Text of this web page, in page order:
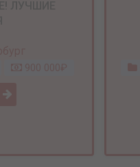
900 000₽